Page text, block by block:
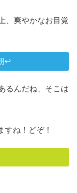
、爽やかなお目覚
↩
るんだね、そこは
ね！どぞ！